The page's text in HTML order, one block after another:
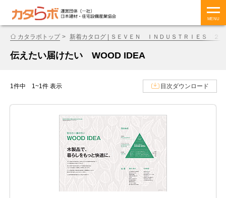
MENU
カタラボトップ 新着カタログ | ＳＥＶＥＮ ＩＮＤＵＳＴＲＩＥＳ ２
伝えたい届けたい WOOD IDEA
1件中 1~1件 表示 目次ダウンロード